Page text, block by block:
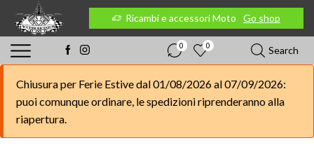
Go shop Ricambi e accessori Moto Go shop
0 0 Search
Chiusura per Ferie Estive dal 01/08/2026 al 07/09/2026:
puoi comunque ordinare, le spedizioni riprenderanno alla
riapertura.